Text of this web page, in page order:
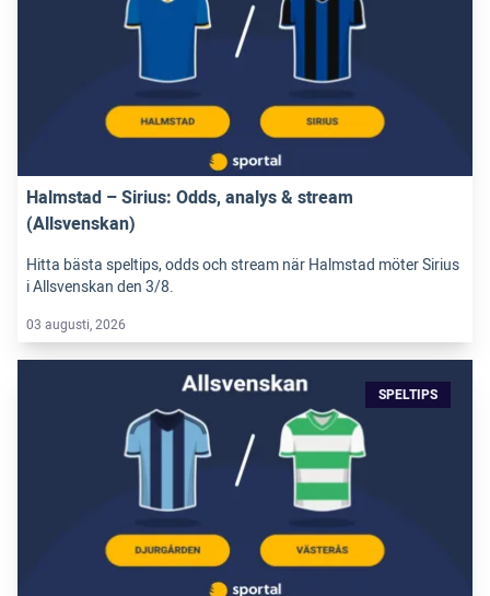
Halmstad – Sirius: Odds, analys & stream
(Allsvenskan)
Hitta bästa speltips, odds och stream när Halmstad möter Sirius
i Allsvenskan den 3/8.
03 augusti, 2026
SPELTIPS